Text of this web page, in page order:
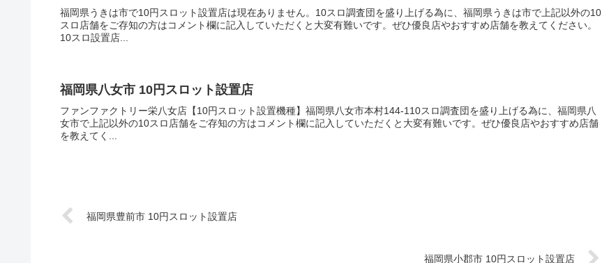
福岡県うきは市で10円スロット設置店は現在ありません。10スロ調査団を盛り上げる為に、福岡県うきは市で上記以外の10
スロ店舗をご存知の方はコメント欄に記入していただくと大変有難いです。ぜひ優良店やおすすめ店舗を教えてください。
10スロ設置店...
福岡県八女市 10円スロット設置店
ファンファクトリー栄八女店【10円スロット設置機種】福岡県八女市本村144-110スロ調査団を盛り上げる為に、福岡県八
女市で上記以外の10スロ店舗をご存知の方はコメント欄に記入していただくと大変有難いです。ぜひ優良店やおすすめ店舗
を教えてく...
福岡県豊前市 10円スロット設置店
福岡県小郡市 10円スロット設置店